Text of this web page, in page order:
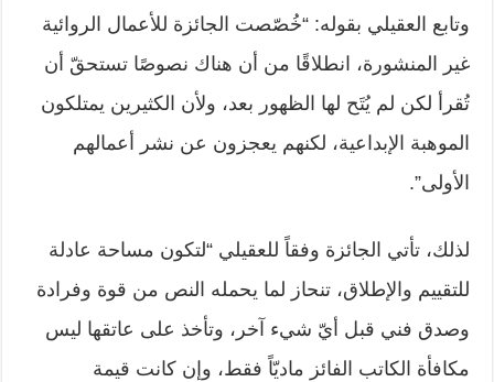
وتابع العقيلي بقوله: “خُصّصت الجائزة للأعمال الروائية
غير المنشورة، انطلاقًا من أن هناك نصوصًا تستحقّ أن
تُقرأ لكن لم يُتَح لها الظهور بعد، ولأن الكثيرين يمتلكون
الموهبة الإبداعية، لكنهم يعجزون عن نشر أعمالهم
الأولى”.
لذلك، تأتي الجائزة وفقاً للعقيلي “لتكون مساحة عادلة
للتقييم والإطلاق، تنحاز لما يحمله النص من قوة وفرادة
وصدق فني قبل أيّ شيء آخر، وتأخذ على عاتقها ليس
مكافأة الكاتب الفائز ماديّاً فقط، وإن كانت قيمة